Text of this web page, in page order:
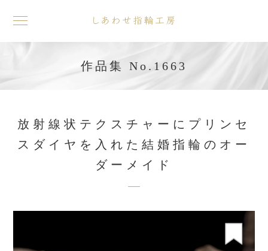
toggle
navigation
作品集 No.1663
放射線状テクスチャーにプリンセ
スダイヤを入れた結婚指輪のオー
ダーメイド